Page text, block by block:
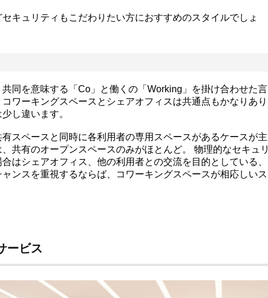
キュリティもこだわりたい方におすすめのスタイルでしょ
同を意味する「Co」と働くの「Working」を掛け合わせた言
ワーキングスペースとシェアオフィスは共通点もかなりあり
し違います。
スペースと同時に各利用者の専用スペースがあるケースが主
共有のオープンスペースのみがほとんど。 物理的なセキュリ
はシェアオフィス、他の利用者との交流を目的としている、
ンスを重視するならば、コワーキングスペースが相応しいス
ービス